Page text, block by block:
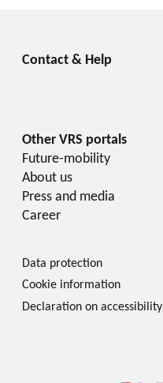
Future-mobility
About us
Press and media
Career
Data protection
Cookie information
Declaration on accessibility